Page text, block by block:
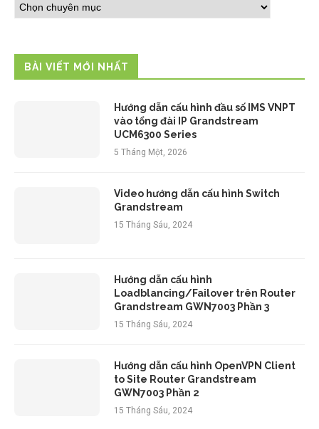
BÀI VIẾT MỚI NHẤT
Hướng dẫn cấu hình đầu số IMS VNPT
vào tổng đài IP Grandstream
UCM6300 Series
5 Tháng Một, 2026
Video hướng dẫn cấu hình Switch
Grandstream
15 Tháng Sáu, 2024
Hướng dẫn cấu hình
Loadblancing/Failover trên Router
Grandstream GWN7003 Phần 3
15 Tháng Sáu, 2024
Hướng dẫn cấu hình OpenVPN Client
to Site Router Grandstream
GWN7003 Phần 2
15 Tháng Sáu, 2024